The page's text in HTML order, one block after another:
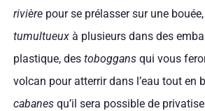
rivièrepour se prélasser sur une
tumultueuxà plusieurs dans des
plastique, des toboggansqui vous
volcan pour atterrir dans l’eau tout en
cabanesqu’il sera possible de